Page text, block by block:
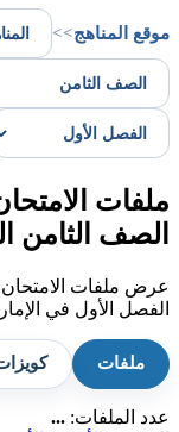
موقع المناهج>>
ملفات
الصف الثامن
عرض ملفات الامتحان
الفصل الأول في
ملفات
عدد الملفات: ...